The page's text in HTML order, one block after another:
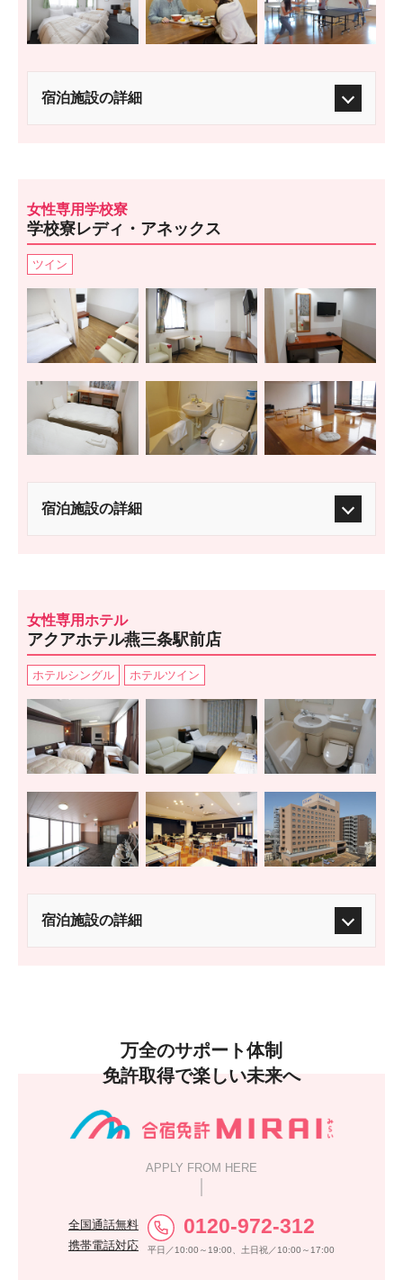
宿泊施設の詳細
女性専用学校寮
学校寮レディ・アネックス
ツイン
宿泊施設の詳細
女性専用ホテル
アクアホテル燕三条駅前店
ホテルシングル ホテルツイン
宿泊施設の詳細
万全のサポート体制
免許取得で楽しい未来へ
APPLY FROM HERE
全国通話無料
携帯電話対応
0120-972-312
平日／10:00～19:00、土日祝／10:00～17:00